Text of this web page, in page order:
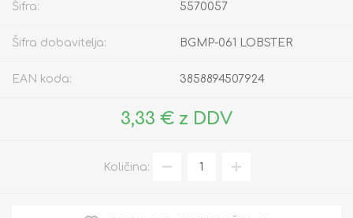
Šifra: 5570057
Šifra dobavitelja: BGMP-061 LOBSTER
EAN koda: 3858894507924
3,33 € z DDV
Količina: